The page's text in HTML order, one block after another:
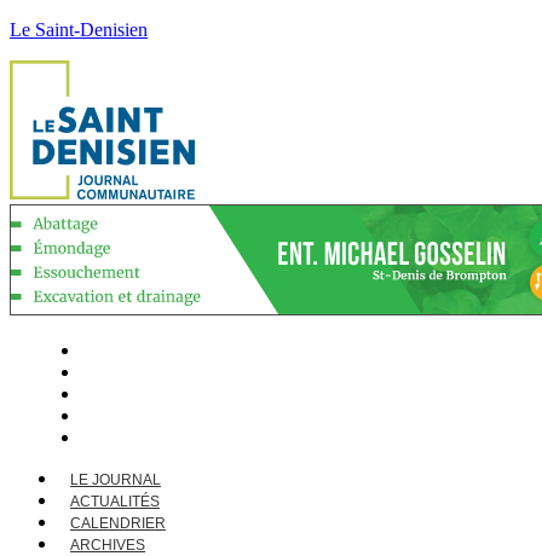
Le Saint-Denisien
LE JOURNAL
ACTUALITÉS
CALENDRIER
ARCHIVES